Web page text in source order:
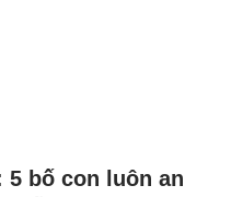
5 bố con luôn an